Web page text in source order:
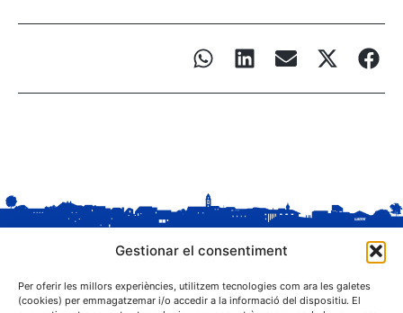
Gestionar el consentiment
Per oferir les millors experiències, utilitzem tecnologies com ara les galetes
(cookies) per emmagatzemar i/o accedir a la informació del dispositiu. El